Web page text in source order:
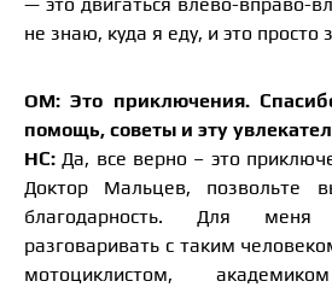
не знаю, куда я еду, и это
ОМ: Это приключения.
помощь, советы и эту
НС: Да, все верно – это
Доктор Мальцев, позвольте
благодарность. Для меня
разговаривать с таким
мотоциклистом,